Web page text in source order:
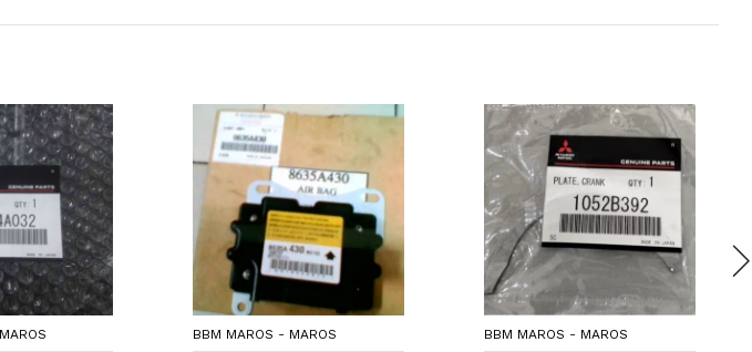
BBM MAROS - MAROS BBM MAROS - MAROS